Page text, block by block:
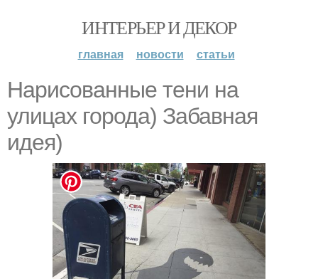
ИНТЕРЬЕР И ДЕКОР
главная новости статьи
Нарисованные тени на
улицах города) Забавная
идея)